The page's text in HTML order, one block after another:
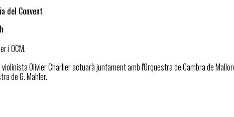
del Convent
i OCM.
Olivier Charlier actuarà juntament amb l'Orquestra de Cambra de
de G. Mahler.